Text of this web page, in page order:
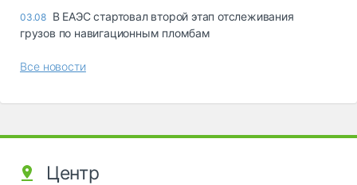
03.08 В ЕАЭС стартовал второй этап отслеживания
грузов по навигационным пломбам
Все новости
Центр